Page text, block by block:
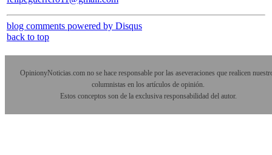
blog comments powered by Disqus
back to top
OpinionyNoticias.com no se hace responsable por las aseveraciones que realicen
columnistas en los artículos de opinión.
Estos conceptos son de la exclusiva responsabilidad del autor.